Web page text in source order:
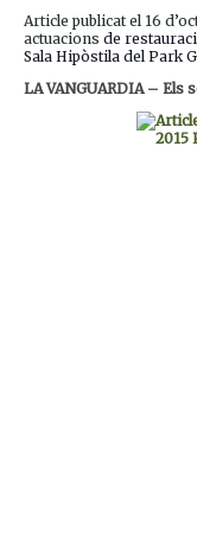
Article publicat el 16
actuacions de
Sala Hipòstila del Park
LA VANGUARDIA – Els